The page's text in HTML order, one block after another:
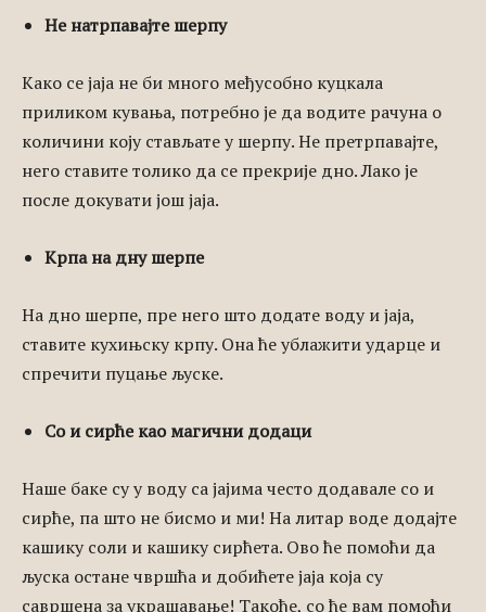
Не натрпавајте шерпу
Како се јаја не би много међусобно куцкала
приликом кувања, потребно је да водите рачуна о
количини коју стављате у шерпу. Не претрпавајте,
него ставите толико да се прекрије дно. Лако је
после докувати још јаја.
Крпа на дну шерпе
На дно шерпе, пре него што додате воду и јаја,
ставите кухињску крпу. Она ће ублажити ударце и
спречити пуцање љуске.
Со и сирће као магични додаци
Наше баке су у воду са јајима често додавале со и
сирће, па што не бисмо и ми! На литар воде додајте
кашику соли и кашику сирћета. Ово ће помоћи да
љуска остане чвршћа и добићете јаја која су
савршена за украшавање! Такође, со ће вам помоћи